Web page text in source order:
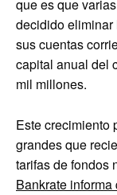
que es que
decidido eliminar
sus cuentas
capital anual del
mil millones.
Este crecimiento
grandes que
tarifas de fondos
Bankrate